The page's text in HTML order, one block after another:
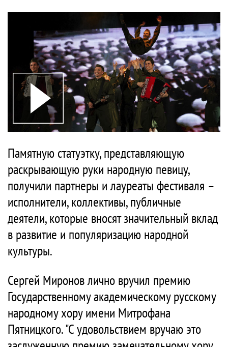
Памятную статуэтку, представляющую
раскрывающую руки народную певицу,
получили партнеры и лауреаты фестиваля –
исполнители, коллективы, публичные
деятели, которые вносят значительный вклад
в развитие и популяризацию народной
культуры.
Сергей Миронов лично вручил премию
Государственному академическому русскому
народному хору имени Митрофана
Пятницкого. "С удовольствием вручаю это